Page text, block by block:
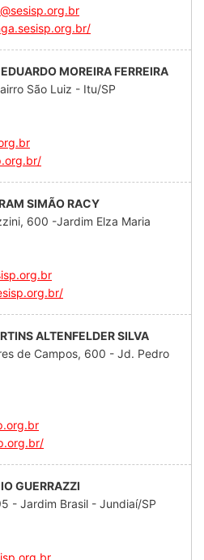
MOREIRA FERREIRA
São Luiz - Itu/SP
SIMÃO RACY
600 -Jardim Elza Maria
ALTENFELDER SILVA
de Campos, 600 - Jd. Pedro
GUERRAZZI
- Jardim Brasil - Jundiaí/SP